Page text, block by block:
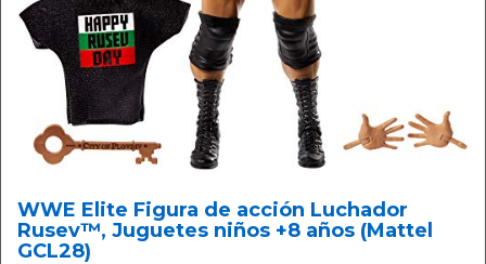
WWE Elite Figura de acción Luchador
Rusev™, Juguetes niños +8 años (Mattel
GCL28)